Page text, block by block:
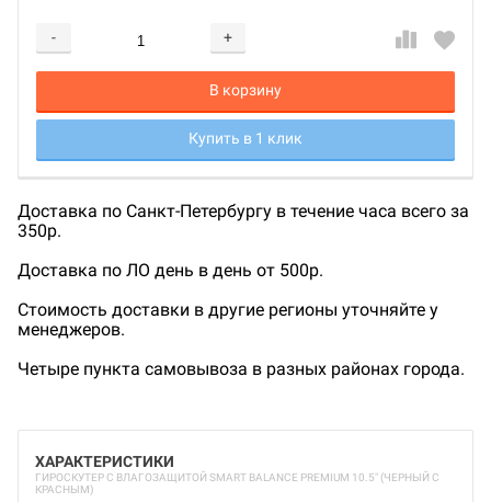
- +
Добавляется...
В корзину
Добавлен
Купить в 1 клик
Доставка по Санкт-Петербургу в течение часа всего за
350р.
Доставка по ЛО день в день от 500р.
Стоимость доставки в другие регионы уточняйте у
менеджеров.
Четыре пункта самовывоза в разных районах города.
ХАРАКТЕРИСТИКИ
ГИРОСКУТЕР С ВЛАГОЗАЩИТОЙ SMART BALANCE PREMIUM 10.5" (ЧЕРНЫЙ С
КРАСНЫМ)